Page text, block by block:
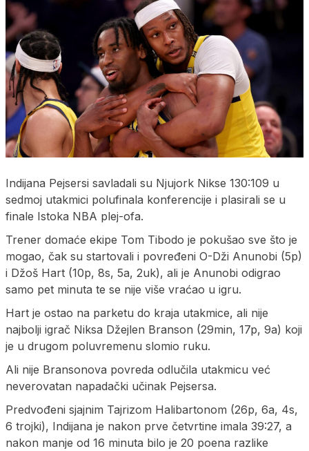
Indijana Pejsersi savladali su Njujork Nikse 130:109 u
sedmoj utakmici polufinala konferencije i plasirali se u
finale Istoka NBA plej-ofa.
Trener domaće ekipe Tom Tibodo je pokušao sve što je
mogao, čak su startovali i povređeni O-Dži Anunobi (5p)
i Džoš Hart (10p, 8s, 5a, 2uk), ali je Anunobi odigrao
samo pet minuta te se nije više vraćao u igru.
Hart je ostao na parketu do kraja utakmice, ali nije
najbolji igrač Niksa Džejlen Branson (29min, 17p, 9a) koji
je u drugom poluvremenu slomio ruku.
Ali nije Bransonova povreda odlučila utakmicu već
neverovatan napadački učinak Pejsersa.
Predvođeni sjajnim Tajrizom Halibartonom (26p, 6a, 4s,
6 trojki), Indijana je nakon prve četvrtine imala 39:27, a
nakon manje od 16 minuta bilo je 20 poena razlike